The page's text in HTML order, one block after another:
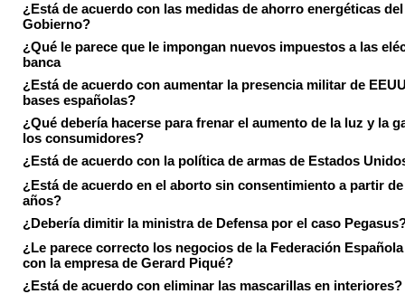
¿Está de acuerdo con las medidas de ahorro energéticas del
Gobierno?
¿Qué le parece que le impongan nuevos impuestos a las
banca
¿Está de acuerdo con aumentar la presencia militar de
bases españolas?
¿Qué debería hacerse para frenar el aumento de la luz y la
los consumidores?
¿Está de acuerdo con la política de armas de Estados
¿Está de acuerdo en el aborto sin consentimiento a partir
años?
¿Debería dimitir la ministra de Defensa por el caso
¿Le parece correcto los negocios de la Federación
con la empresa de Gerard Piqué?
¿Está de acuerdo con eliminar las mascarillas en interiores?